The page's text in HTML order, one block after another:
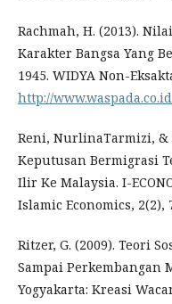
Rachmah, H. (2013).
Karakter Bangsa Yang
1945. WIDYA Non-
http://www.waspada.co.id
Reni, NurlinaTarmizi, &
Keputusan Bermigrasi
Ilir Ke Malaysia. I-
Islamic Economics, 2(2),
Ritzer, G. (2009). Teori
Sampai Perkembangan
Yogyakarta: Kreasi